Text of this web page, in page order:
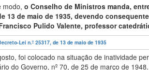
modo, o Conselho de Ministros manda,
13 de maio de 1935, devendo
Pulido Valente, professor
Lei n.º 25317, de 13 de maio de 1935
foi colocado na situação de inatividade
do Governo, nº 70, de 25 de março de 1948.